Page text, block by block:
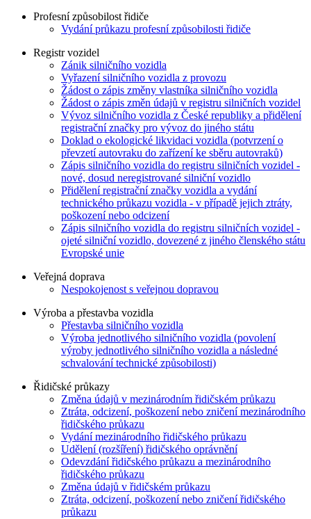
Profesní způsobilost řidiče
Vydání průkazu profesní způsobilosti řidiče
Registr vozidel
Zánik silničního vozidla
Vyřazení silničního vozidla z provozu
Žádost o zápis změny vlastníka silničního vozidla
Žádost o zápis změn údajů v registru silničních vozidel
Vývoz silničního vozidla z České republiky a přidělení
registrační značky pro vývoz do jiného státu
Doklad o ekologické likvidaci vozidla (potvrzení o
převzetí autovraku do zařízení ke sběru autovraků)
Zápis silničního vozidla do registru silničních vozidel -
nové, dosud neregistrované silniční vozidlo
Přidělení registrační značky vozidla a vydání
technického průkazu vozidla - v případě jejich ztráty,
poškození nebo odcizení
Zápis silničního vozidla do registru silničních vozidel -
ojeté silniční vozidlo, dovezené z jiného členského státu
Evropské unie
Veřejná doprava
Nespokojenost s veřejnou dopravou
Výroba a přestavba vozidla
Přestavba silničního vozidla
Výroba jednotlivého silničního vozidla (povolení
výroby jednotlivého silničního vozidla a následné
schvalování technické způsobilosti)
Řidičské průkazy
Změna údajů v mezinárodním řidičském průkazu
Ztráta, odcizení, poškození nebo zničení mezinárodního
řidičského průkazu
Vydání mezinárodního řidičského průkazu
Udělení (rozšíření) řidičského oprávnění
Odevzdání řidičského průkazu a mezinárodního
řidičského průkazu
Změna údajů v řidičském průkazu
Ztráta, odcizení, poškození nebo zničení řidičského
průkazu